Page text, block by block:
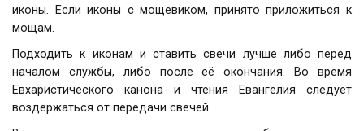
иконы. Если иконы с мощевиком, принято приложиться к
мощам.
Подходить к иконам и ставить свечи лучше либо перед
началом службы, либо после её окончания. Во время
Евхаристического канона и чтения Евангелия следует
воздержаться от передачи свечей.